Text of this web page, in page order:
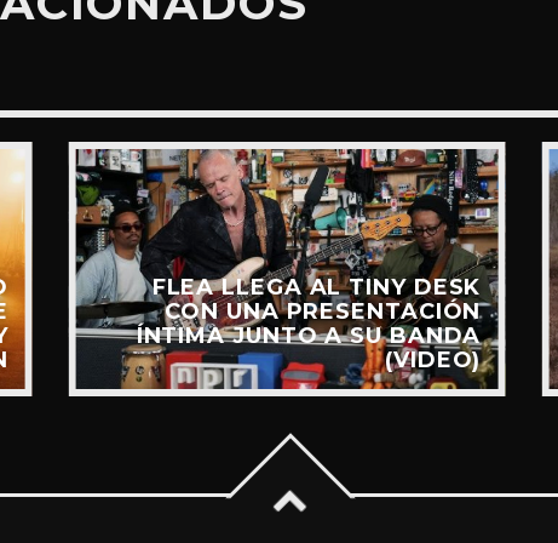
FLEA LLEGA AL TINY DESK
CON UNA PRESENTACIÓN
ÍNTIMA JUNTO A SU BANDA
(VIDEO)